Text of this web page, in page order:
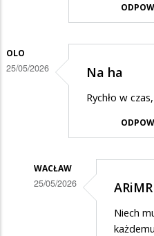
OLO
25/05/2026 Na ha
Rychło w
WACŁAW
25/05/2026
Niech